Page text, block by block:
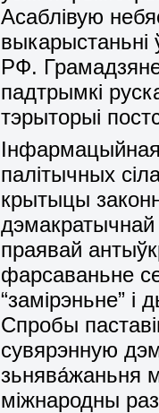
Асаблівую
выкарыстаньні
РФ.
падтрымкі
тэрыторыі
Інфармацыйная
палітычных
крытыцы
дэмакратычнай
праявай
фарсаваньне
“замірэньне”
Спробы
сувярэнную
зьнява́жаньня
міжнародны